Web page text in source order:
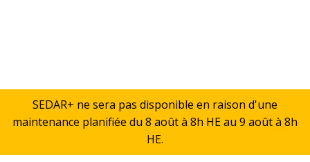
SEDAR+ ne sera pas disponible en raison d'une
maintenance planifiée du 8 août à 8h HE au 9 août à 8h
HE.
en